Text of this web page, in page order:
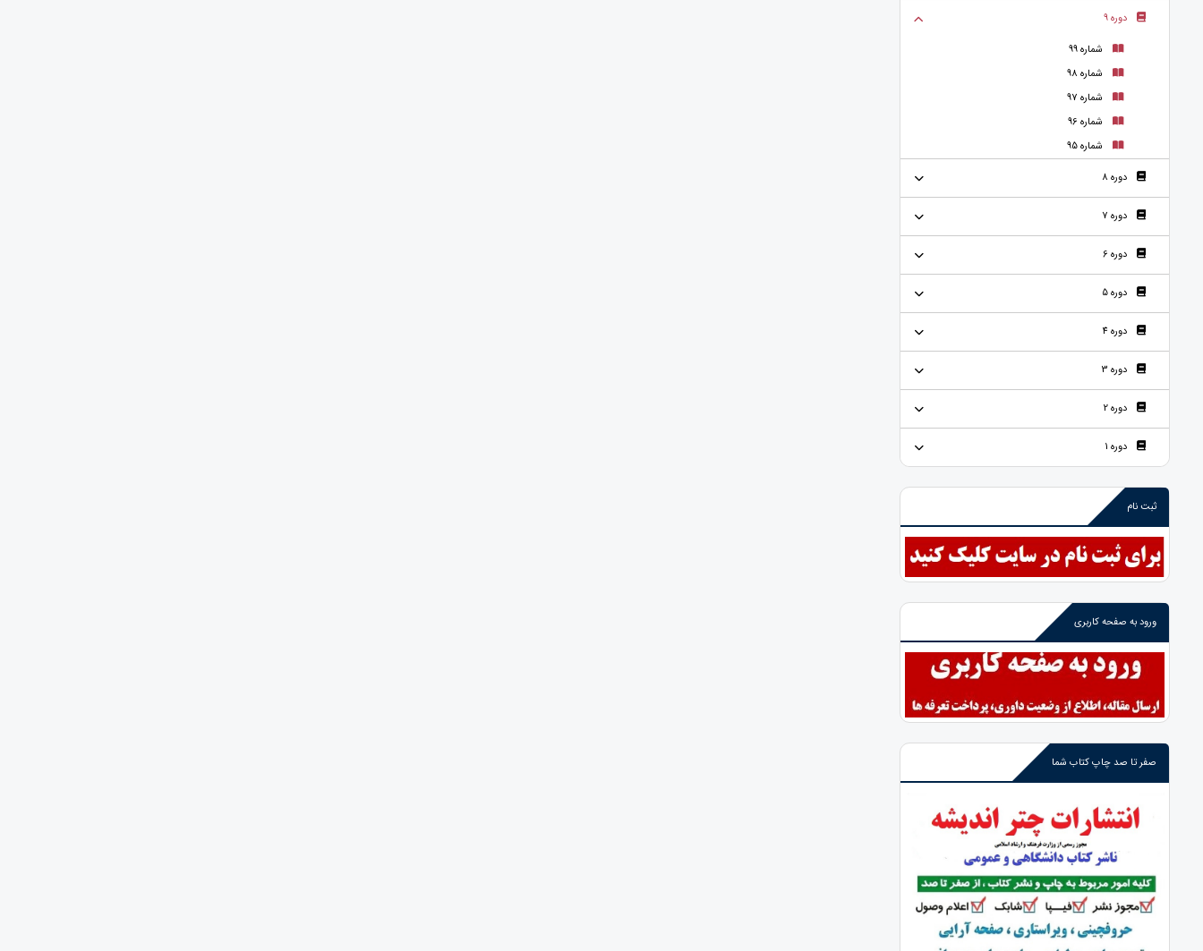
دوره 9
شماره 99
شماره 98
شماره 97
شماره 96
شماره 95
دوره 8
دوره 7
دوره 6
دوره 5
دوره 4
دوره 3
دوره 2
دوره 1
ثبت نام
ورود به صفحه کاربری
صفر تا صد چاپ کتاب شما